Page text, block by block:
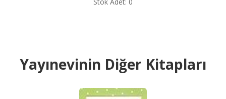
Yayınevinin Diğer Kitapları